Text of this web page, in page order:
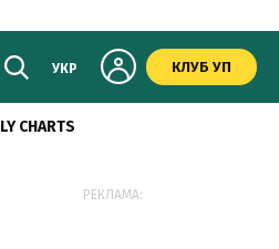
УКР КЛУБ УП
CHARTS
РЕКЛАМА: